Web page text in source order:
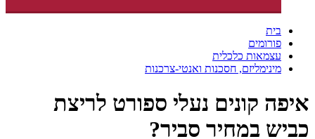
בית
פורומים
עצמאות כלכלית
מינימליזם, חסכנות ואנטי-צרכנות
איפה קונים נעלי ספורט לריצת
כביש במחיר סביר?